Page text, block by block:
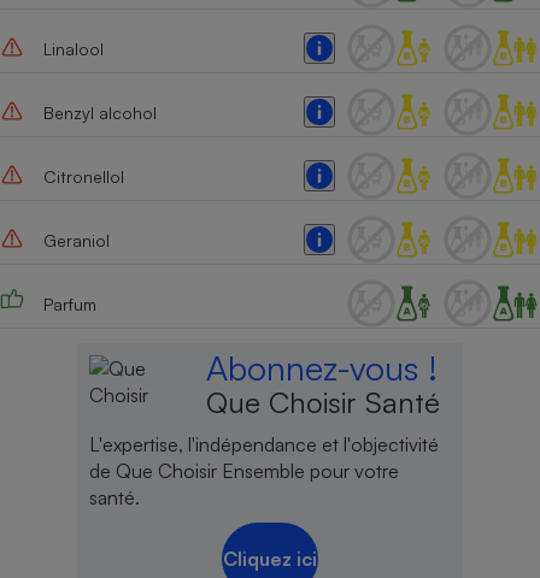
Linalool
Benzyl alcohol
Citronellol
Geraniol
Parfum
Abonnez-vous !
Que Choisir Santé
L'expertise, l'indépendance et l'objectivité
de Que Choisir Ensemble pour votre
santé.
Cliquez ici